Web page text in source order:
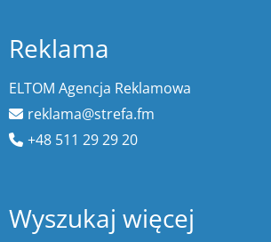
Reklama
ELTOM Agencja Reklamowa
reklama@strefa.fm
+48 511 29 29 20
Wyszukaj więcej